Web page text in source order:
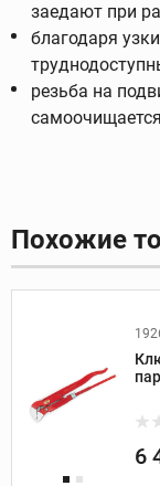
заедают при
благодаря
резьба на
самоочищается
Похожие
6